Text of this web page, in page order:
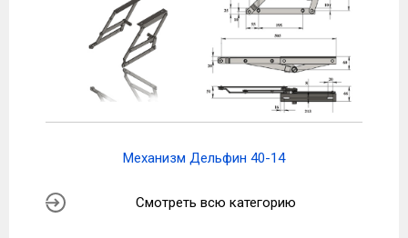
Механизм Дельфин 40-14
Смотреть всю категорию